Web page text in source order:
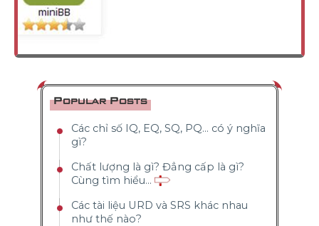
Popular Posts
Các chỉ số IQ, EQ, SQ, PQ... có ý nghĩa
gì?
Chất lượng là gì? Đẳng cấp là gì?
Cùng tìm hiểu...
Các tài liệu URD và SRS khác nhau
như thế nào?